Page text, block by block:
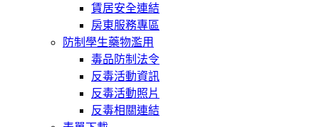
賃居安全連結
房東服務專區
防制學生藥物濫用
毒品防制法令
反毒活動資訊
反毒活動照片
反毒相關連結